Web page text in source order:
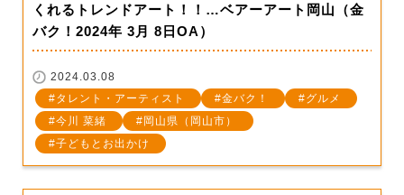
くれるトレンドアート！！…ベアーアート岡山（金
バク！2024年 3月 8日OA）
2024.03.08
タレント・アーティスト
金バク！
グルメ
今川 菜緒
岡山県（岡山市）
子どもとお出かけ